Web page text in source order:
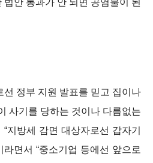
안 통과가 안 되면 공염불이 된
정부 지원 발표를 믿고 집이나
사기를 당하는 것이나 다름없는
지방세 감면 대상자로선 갑자기
라면서 “중소기업 등에선 앞으로